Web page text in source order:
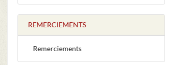
REMERCIEMENTS
Remerciements